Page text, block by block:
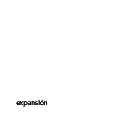
expansión